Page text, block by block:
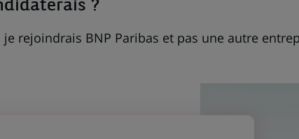
?
rejoindrais BNP Paribas et pas une autre